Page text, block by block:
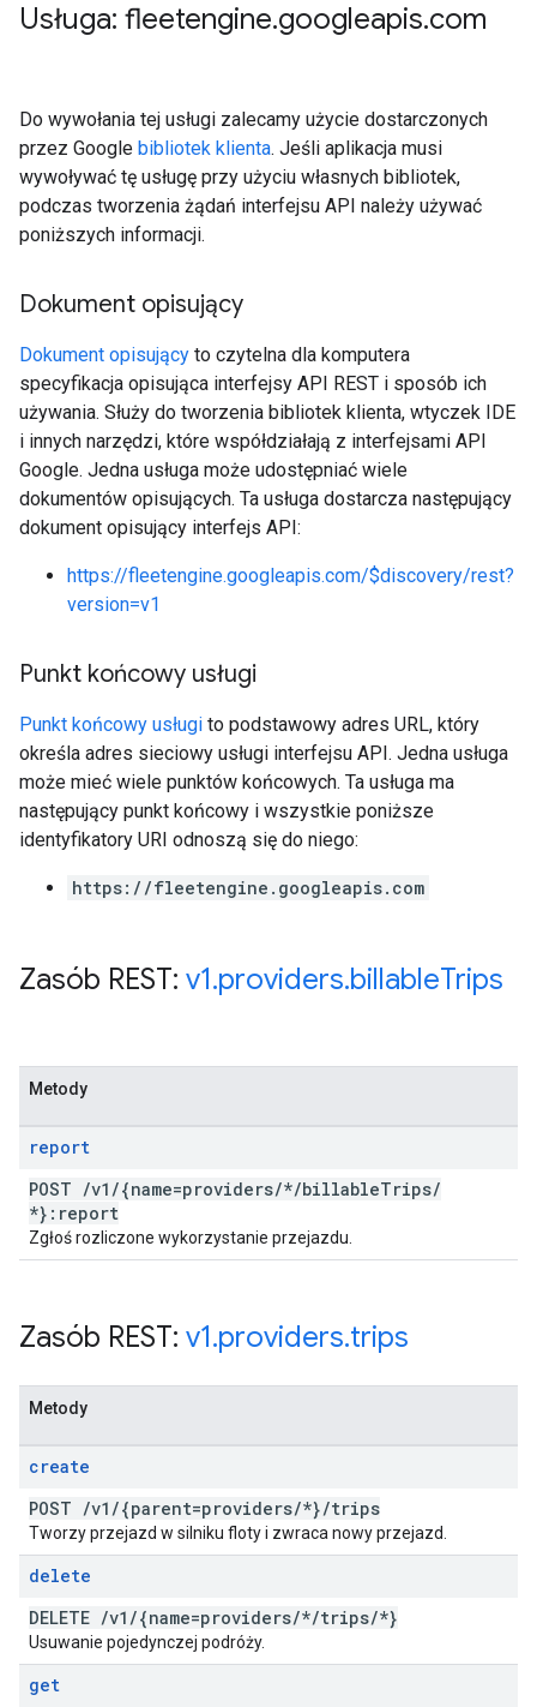
Usługa: fleetengine.googleapis.com
Do wywołania tej usługi zalecamy użycie dostarczonych
przez Google bibliotek klienta. Jeśli aplikacja musi
wywoływać tę usługę przy użyciu własnych bibliotek,
podczas tworzenia żądań interfejsu API należy używać
poniższych informacji.
Dokument opisujący
Dokument opisujący to czytelna dla komputera
specyfikacja opisująca interfejsy API REST i sposób ich
używania. Służy do tworzenia bibliotek klienta, wtyczek IDE
i innych narzędzi, które współdziałają z interfejsami API
Google. Jedna usługa może udostępniać wiele
dokumentów opisujących. Ta usługa dostarcza następujący
dokument opisujący interfejs API:
https://fleetengine.googleapis.com/$discovery/rest?
version=v1
Punkt końcowy usługi
Punkt końcowy usługi to podstawowy adres URL, który
określa adres sieciowy usługi interfejsu API. Jedna usługa
może mieć wiele punktów końcowych. Ta usługa ma
następujący punkt końcowy i wszystkie poniższe
identyfikatory URI odnoszą się do niego:
https://fleetengine.googleapis.com
Zasób REST: v1.providers.billableTrips
Metody
report
POST /v1 /{name=providers/*/billableTrips/
*}:report
Zgłoś rozliczone wykorzystanie przejazdu.
Zasób REST: v1.providers.trips
Metody
create
POST /v1 /{parent=providers/*}/trips
Tworzy przejazd w silniku floty i zwraca nowy przejazd.
delete
DELETE /v1 /{name=providers/*/trips/*}
Usuwanie pojedynczej podróży.
get